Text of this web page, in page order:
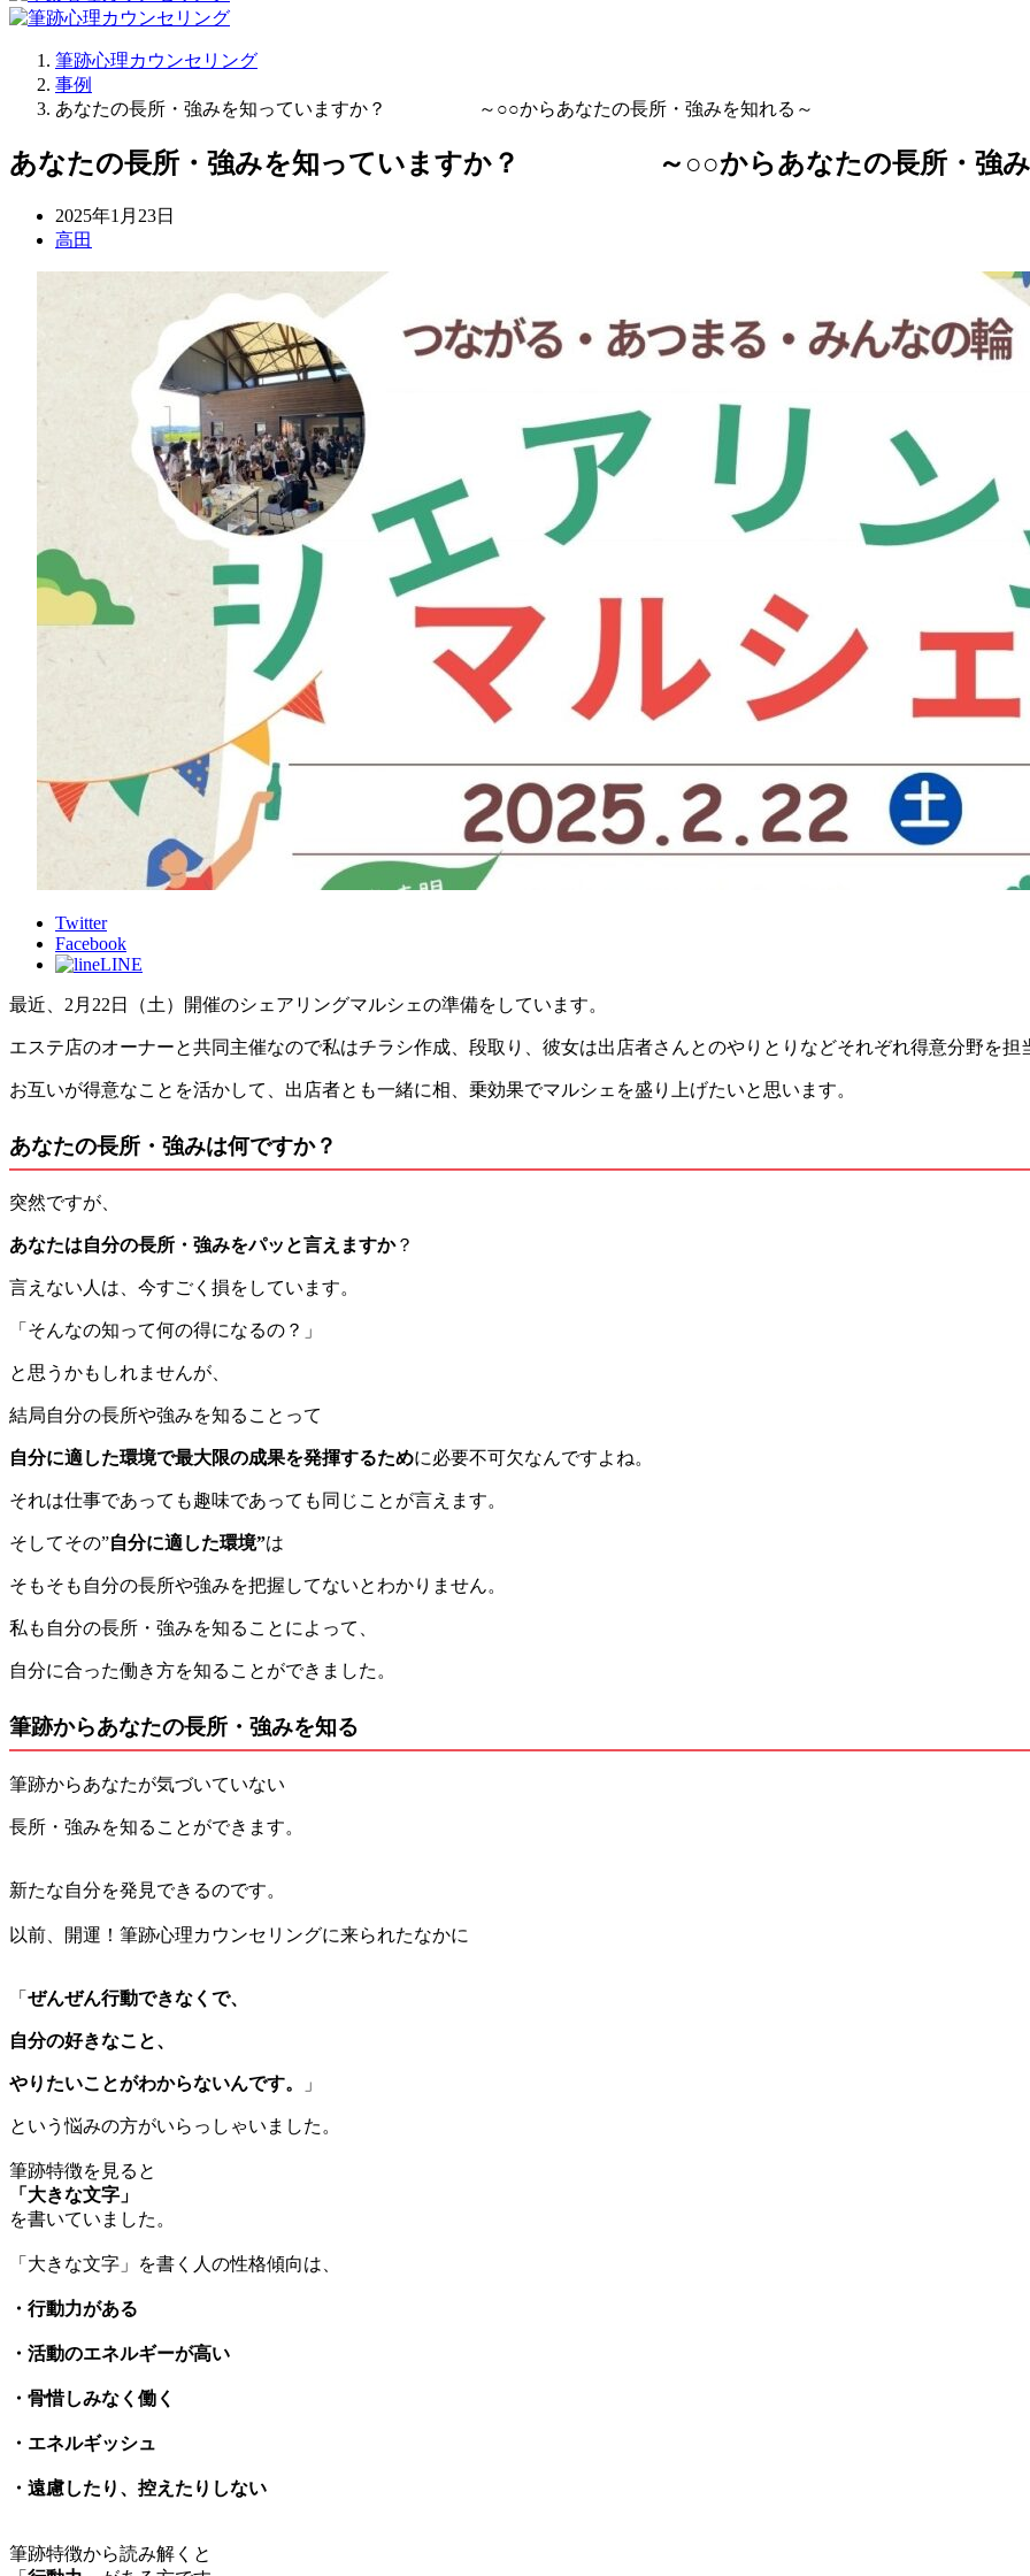
筆跡心理カウンセリング
事例
あなたの長所・強みを知っていますか？ ～○○からあなたの長所・強みを知れる～
あなたの長所・強みを知っていますか？ ～○○からあなたの長所・強み
2025年1月23日
高田
Twitter
Facebook
LINE
最近、2月22日（土）開催のシェアリングマルシェの準備をしています。
エステ店のオーナーと共同主催なので私はチラシ作成、段取り、彼女は出店者さんとのやりとりなどそれぞれ得意分野を担
お互いが得意なことを活かして、出店者とも一緒に相、乗効果でマルシェを盛り上げたいと思います。
あなたの長所・強みは何ですか？
突然ですが、
あなたは自分の長所・強みをパッと言えますか？
言えない人は、今すごく損をしています。
「そんなの知って何の得になるの？」
と思うかもしれませんが、
結局自分の長所や強みを知ることって
自分に適した環境で最大限の成果を発揮するために必要不可欠なんですよね。
それは仕事であっても趣味であっても同じことが言えます。
そしてその”自分に適した環境”は
そもそも自分の長所や強みを把握してないとわかりません。
私も自分の長所・強みを知ることによって、
自分に合った働き方を知ることができました。
筆跡からあなたの長所・強みを知る
筆跡からあなたが気づいていない
長所・強みを知ることができます。
新たな自分を発見できるのです。
以前、開運！筆跡心理カウンセリングに来られたなかに
「 ぜんぜん行動できなくで、
自分の好きなこと、
やりたいことがわからないんです。 」
という悩みの方がいらっしゃいました。
筆跡特徴を見ると
「大きな文字」
を書いていました。
「大きな文字」を書く人の性格傾向は、
・行動力がある
・活動のエネルギーが高い
・骨惜しみなく働く
・エネルギッシュ
・遠慮したり、控えたりしない
筆跡特徴から読み解くと